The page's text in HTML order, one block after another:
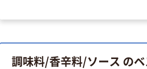
調味料/香辛料/ソース の
本気プライス 本気プライ